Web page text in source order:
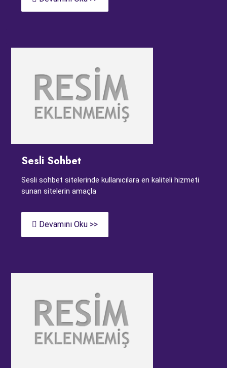
Sesli Sohbet
Sesli sohbet sitelerinde kullanıcılara en kaliteli hizmeti
sunan sitelerin amaçla
Devamını Oku >>